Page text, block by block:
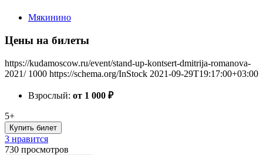
Мякинино
Цены на билеты
https://kudamoscow.ru/event/stand-up-kontsert-dmitrija-romanova-
2021/ 1000 https://schema.org/InStock 2021-09-29T19:17:00+03:00
Взрослый: от 1 000 ₽
5+
Купить билет
3 нравится
730 просмотров